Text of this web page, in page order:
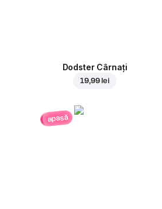
Dodster Cârnați
19,99 lei
apasă